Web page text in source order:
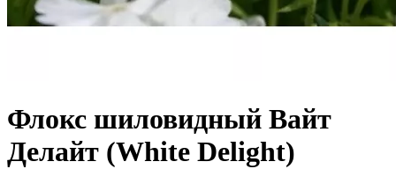
Флокс шиловидный Вайт
Делайт (White Delight)